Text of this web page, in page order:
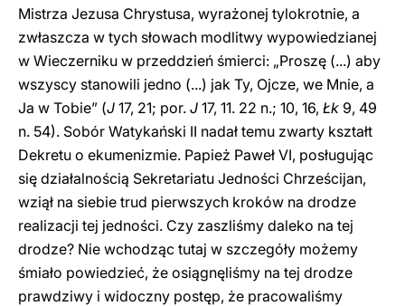
Mistrza Jezusa Chrystusa, wyrażonej tylokrotnie, a
zwłaszcza w tych słowach modlitwy wypowiedzianej
w Wieczerniku w przeddzień śmierci: „Proszę (...) aby
wszyscy stanowili jedno (...) jak Ty, Ojcze, we Mnie, a
Ja w Tobie” (J 17, 21; por. J 17, 11. 22 n.; 10, 16, Łk 9, 49
n. 54). Sobór Watykański II nadał temu zwarty kształt
Dekretu o ekumenizmie. Papież Paweł VI, posługując
się działalnością Sekretariatu Jedności Chrześcijan,
wziął na siebie trud pierwszych kroków na drodze
realizacji tej jedności. Czy zaszliśmy daleko na tej
drodze? Nie wchodząc tutaj w szczegóły możemy
śmiało powiedzieć, że osiągnęliśmy na tej drodze
prawdziwy i widoczny postęp, że pracowaliśmy